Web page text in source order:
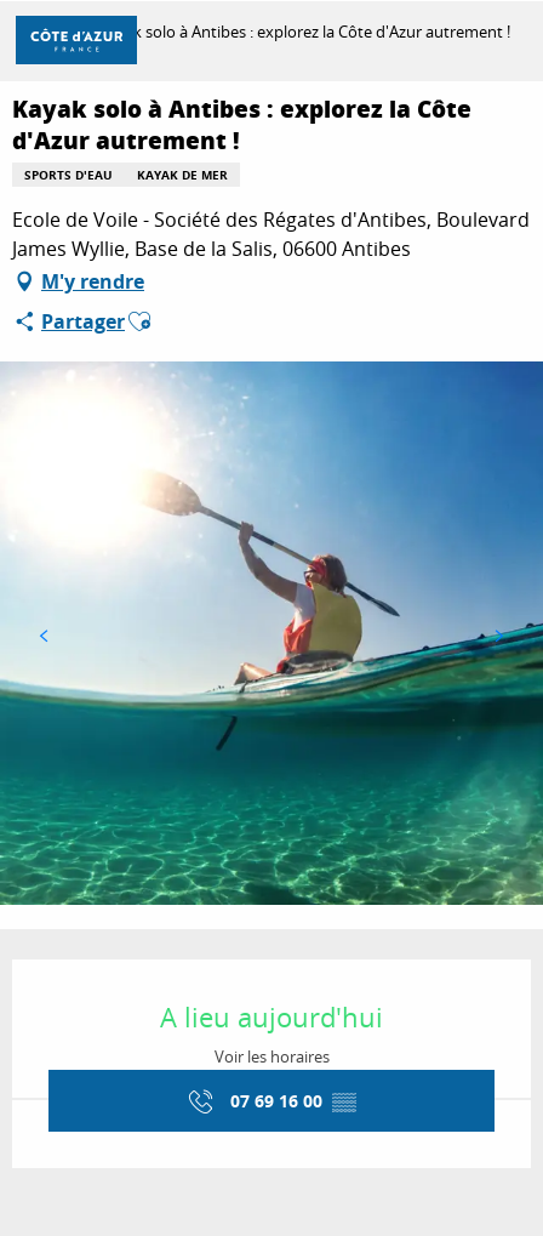
Aller
contenu
principal
DÉCOUVRIR
À FAIRE
SÉJOURNER
Accueil Kayak solo à Antibes : explorez la Côte d'Azur autrement !
Kayak solo à Antibes : explorez la Côte
d'Azur autrement !
SPORTS D'EAU KAYAK DE MER
Ecole de Voile - Société des Régates d'Antibes, Boulevard
James Wyllie, Base de la Salis, 06600 Antibes
M'y rendre
PartagerAjouter aux favoris
A lieu aujourd'hui
Voir les horaires
07 69 16 00 ▒▒